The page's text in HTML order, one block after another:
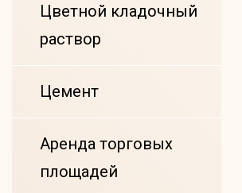
Цветной кладочный
раствор
Цемент
Аренда торговых
площадей